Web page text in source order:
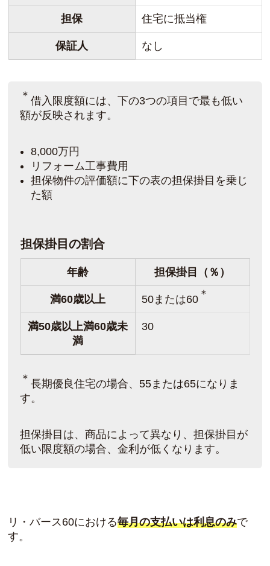
担保 住宅に抵当権
保証人 なし
＊ 借入限度額には、下の3つの項目で最も低い
額が反映されます。
8,000万円
リフォーム工事費用
担保物件の評価額に下の表の担保掛目を乗じ
た額
担保掛目の割合
年齢 担保掛目（％）
満60歳以上 50または60 ＊
満50歳以上満60歳未
満
30
＊ 長期優良住宅の場合、55または65になりま
す。
担保掛目は、商品によって異なり、担保掛目が
低い限度額の場合、金利が低くなります。
リ・バース60における毎月の支払いは利息のみで
す。